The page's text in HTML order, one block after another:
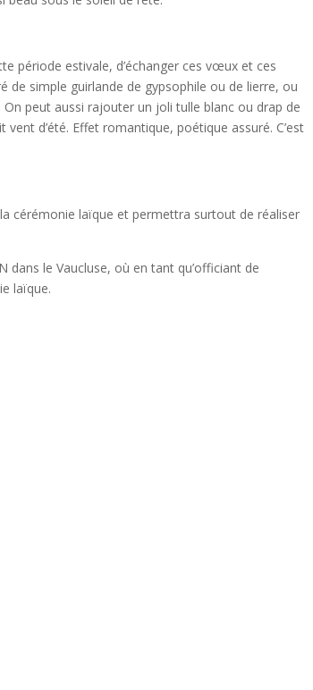
période estivale, d’échanger ces vœux et ces
de simple guirlande de gypsophile ou de lierre, ou
peut aussi rajouter un joli tulle blanc ou drap de
d’été. Effet romantique, poétique assuré. C’est
cérémonie laïque et permettra surtout de réaliser
dans le Vaucluse, où en tant qu’officiant de
laïque.